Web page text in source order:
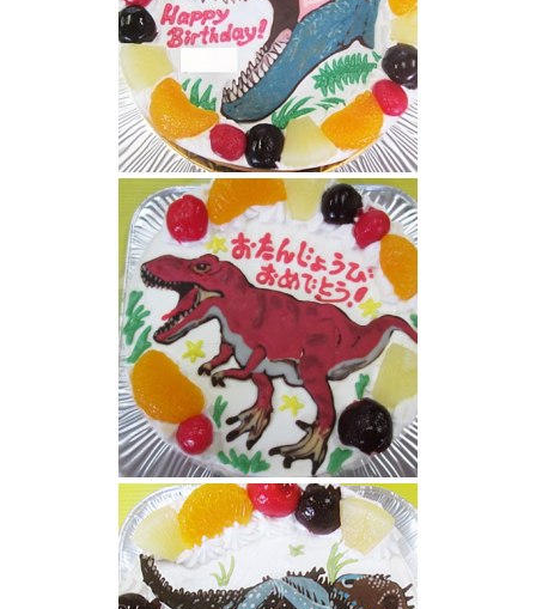
ティラノサウルス顔イラストケーキ
ティラノサウルス恐竜ケーキ